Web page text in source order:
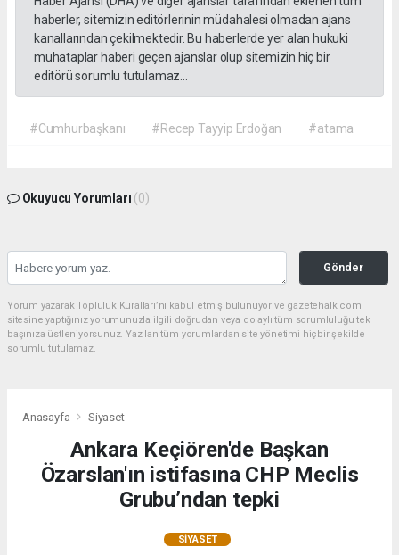
haberler, sitemizin editörlerinin müdahalesi olmadan ajans
kanallarından çekilmektedir. Bu haberlerde yer alan hukuki
muhataplar haberi geçen ajanslar olup sitemizin hiç bir
editörü sorumlu tutulamaz...
#Cumhurbaşkanı #Recep Tayyip Erdoğan #atama
Okuyucu Yorumları (0)
Gönder
Yorum yazarak Topluluk Kuralları’nı kabul etmiş bulunuyor ve gazetehalk.com
sitesine yaptığınız yorumunuzla ilgili doğrudan veya dolaylı tüm sorumluluğu tek
başınıza üstleniyorsunuz. Yazılan tüm yorumlardan site yönetimi hiçbir şekilde
sorumlu tutulamaz.
Anasayfa Siyaset
Ankara Keçiören'de Başkan
Özarslan'ın istifasına CHP Meclis
Grubu’ndan tepki
SIYASET